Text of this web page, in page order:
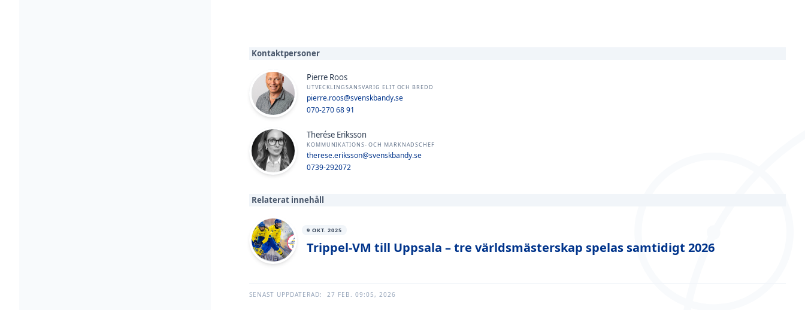
Kontaktpersoner
Pierre Roos
UTVECKLINGSANSVARIG ELIT OCH BREDD
pierre.roos@svenskbandy.se
070-270 68 91
Therése Eriksson
KOMMUNIKATIONS- OCH MARKNADSCHEF
therese.eriksson@svenskbandy.se
0739-292072
Relaterat innehåll
9 OKT. 2025
Trippel-VM till Uppsala – tre världsmästerskap spelas samtidigt 2026
SENAST UPPDATERAD: 27 FEB. 09:05, 2026